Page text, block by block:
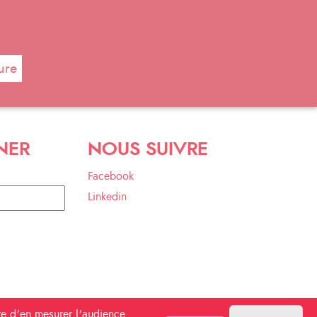
NOUS SUIVRE
Facebook
Linkedin
d'en mesurer l'audience.